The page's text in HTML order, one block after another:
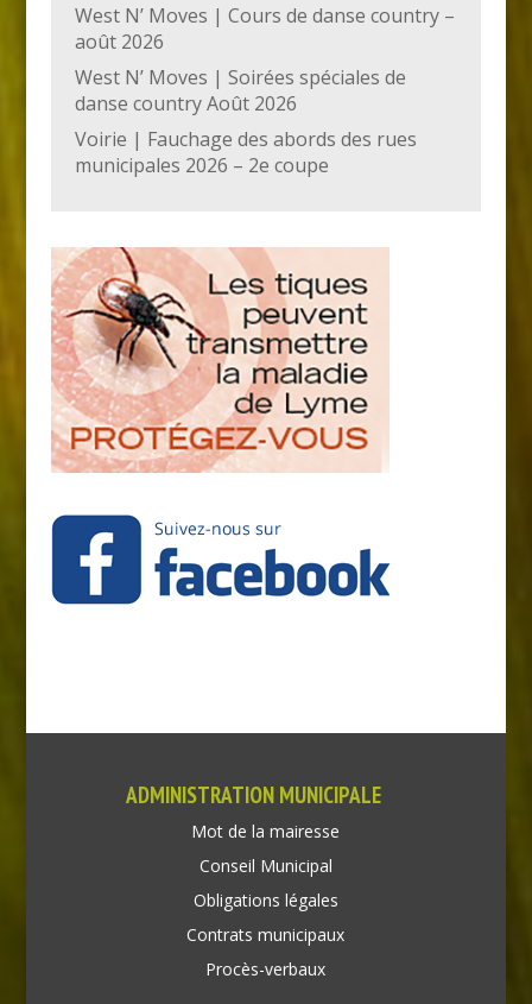
West N’ Moves | Cours de danse country –
août 2026
West N’ Moves | Soirées spéciales de
danse country Août 2026
Voirie | Fauchage des abords des rues
municipales 2026 – 2e coupe
ADMINISTRATION MUNICIPALE
Mot de la mairesse
Conseil Municipal
Obligations légales
Contrats municipaux
Procès-verbaux